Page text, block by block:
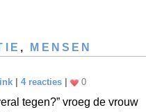
, MENSEN
4 reacties 0
tegen?” vroeg de vrouw